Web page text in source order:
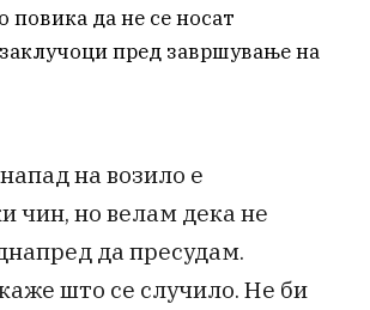
повика да не се носат
пред завршување на
на возило е
чин, но велам дека не
да пресудам.
што се случило. Не би